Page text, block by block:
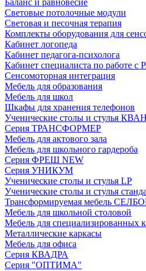
Баланс и равновесие
Световые потолочные модули
Световая и песочная терапия
Комплекты оборудования для
Кабинет логопеда
Кабинет педагога-психолога
Кабинет специалиста по работе с
Сенсомоторная интеграция
Мебель для образования
Мебель для школ
Шкафы для хранения телефонов
Ученические столы и стулья
Серия ТРАНСФОРМЕР
Мебель для актового зала
Мебель для школьного гардероба
Серия ФРЕШ NEW
Серия УНИКУМ
Ученические столы и стулья LP
Ученические столы и стулья
Трансформируемая мебель
Мебель для школьной столовой
Мебель для специализированных
Металлические каркасы
Мебель для офиса
Серия КВАДРА
Серия "ОПТИМА"